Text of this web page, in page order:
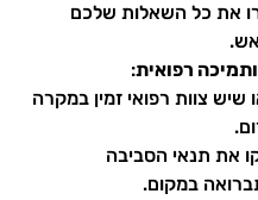
את כל השאלות שלכם
רפואית:
שיש צוות רפואי זמין במקרה
את תנאי הסביבה
במקום.